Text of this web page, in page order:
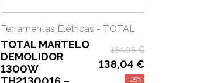
Ferramentas Elétricas - TOTAL
TOTAL MARTELO
DEMOLIDOR
1300W
184,05€
138,04€
-25%